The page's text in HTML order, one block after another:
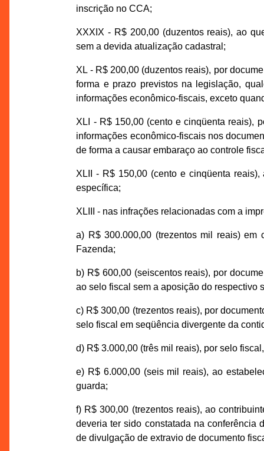
inscrição no CCA;
XXXIX - R$ 200,00 (duzentos reais), ao
sem a devida atualização cadastral;
XL - R$ 200,00 (duzentos reais), por
forma e prazo previstos na legislação,
informações econômico-fiscais, exceto
XLI - R$ 150,00 (cento e cinqüenta reais),
informações econômico-fiscais nos
de forma a causar embaraço ao controle
XLII - R$ 150,00 (cento e cinqüenta
específica;
XLIII - nas infrações relacionadas com a
a) R$ 300.000,00 (trezentos mil reais)
Fazenda;
b) R$ 600,00 (seiscentos reais), por
ao selo fiscal sem a aposição do respectivo
c) R$ 300,00 (trezentos reais), por
selo fiscal em seqüência divergente da
d) R$ 3.000,00 (três mil reais), por selo
e) R$ 6.000,00 (seis mil reais), ao
guarda;
f) R$ 300,00 (trezentos reais), ao
deveria ter sido constatada na conferência
de divulgação de extravio de documento